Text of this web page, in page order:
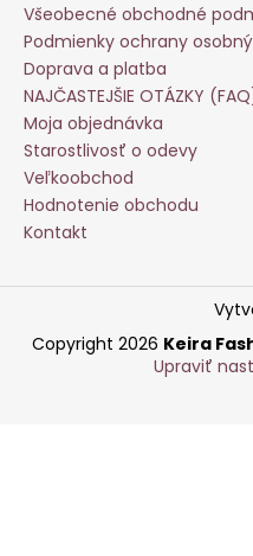
Všeobecné obchodné
Podmienky ochrany
Doprava a platba
NAJČASTEJŠIE OTÁZKY
Moja objednávka
Starostlivosť o odevy
Veľkoobchod
Hodnotenie obchodu
Kontakt
Copyright 2026 Keira
Upraviť